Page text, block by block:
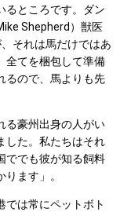
るところです。ダン
Shepherd）獣医
それは馬だけではあ
全てを梱包して準備
るので、馬よりも先
る豪州出身の人がい
した。私たちはそれ
ででも彼が知る飼料
ます」。
では常にペットボト